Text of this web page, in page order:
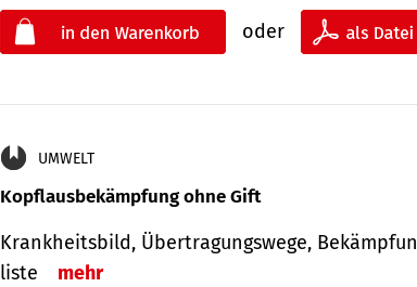
oder
UMWELT
Kopflausbekämpfung ohne Gift
Krankheits­bild, Übertra­gungs­wege,
liste
mehr